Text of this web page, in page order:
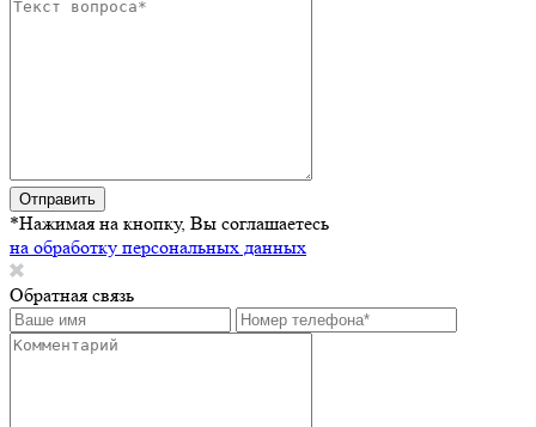
Отправить
*Нажимая на кнопку, Вы соглашаетесь
на обработку персональных данных
Обратная связь